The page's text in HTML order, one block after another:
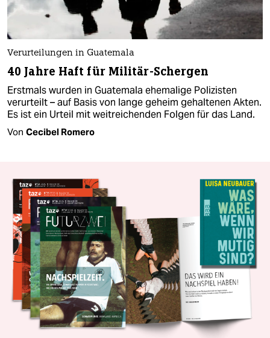
Verurteilungen in Guatemala
40 Jahre Haft für Militär-Schergen
Erstmals wurden in Guatemala ehemalige Polizisten
verurteilt – auf Basis von lange geheim gehaltenen Akten.
Es ist ein Urteil mit weitreichenden Folgen für das Land.
Von Cecibel Romero